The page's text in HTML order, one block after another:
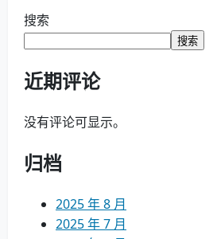
搜索
搜索
近期评论
没有评论可显示。
归档
2025 年 8 月
2025 年 7 月